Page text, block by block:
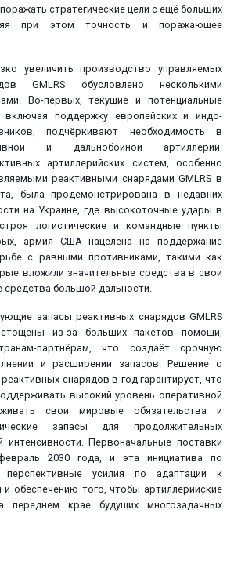
стратегические цели с ещё больших
при этом точность и поражающее
увеличить производство управляемых
GMLRS обусловлено несколькими
Во-первых, текущие и потенциальные
включая поддержку европейских и индо-
подчёркивают необходимость в
и дальнобойной артиллерии.
артиллерийских систем, особенно
реактивными снарядами GMLRS в
была продемонстрирована в недавних
на Украине, где высокоточные удары в
логистические и командные пункты
армия США нацелена на поддержание
с равными противниками, такими как
вложили значительные средства в свои
большой дальности.
запасы реактивных снарядов GMLRS
из-за больших пакетов помощи,
партнёрам, что создаёт срочную
и расширении запасов. Решение о
снарядов в год гарантирует, что
высокий уровень оперативной
свои мировые обязательства и
запасы для продолжительных
Первоначальные поставки
2030 года, и эта инициатива по
перспективные усилия по адаптации к
обеспечению того, чтобы артиллерийские
переднем крае будущих многозадачных